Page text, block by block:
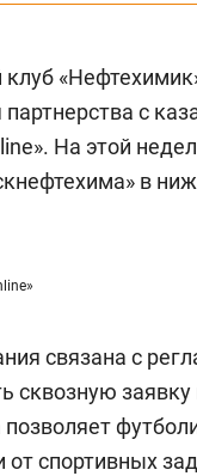
с
На этой
в
связана с
сквозную
позволяет
от спортивных